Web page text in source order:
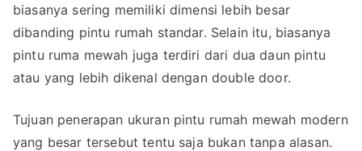
biasanya sering memiliki dimensi lebih besar
dibanding pintu rumah standar. Selain itu, biasanya
pintu ruma mewah juga terdiri dari dua daun pintu
atau yang lebih dikenal dengan double door.
Tujuan penerapan ukuran pintu rumah mewah modern
yang besar tersebut tentu saja bukan tanpa alasan.